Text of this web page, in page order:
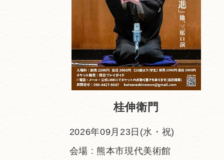
桂伸衛門
2026年09月23日(水・祝)
会場 : 熊本市現代美術館